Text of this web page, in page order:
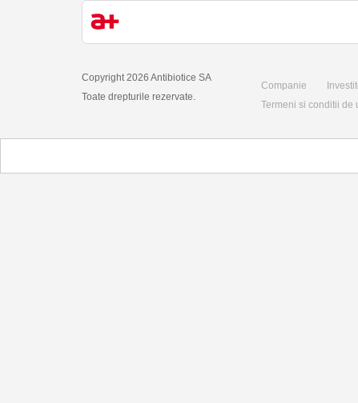
Copyright 2026 Antibiotice SA
Toate drepturile rezervate.
Companie
Termeni si conditii de